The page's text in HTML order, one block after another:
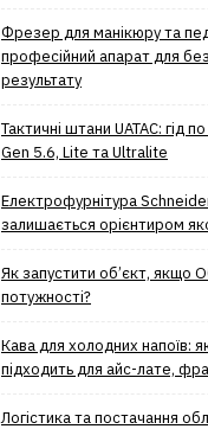
Фрезер для манікюру та
професійний апарат для
результату
Тактичні штани UATAC: гід
Gen 5.6, Lite та Ultralite
Електрофурнітура
залишається орієнтиром
Як запустити об’єкт, якщо
потужності?
Кава для холодних напоїв:
підходить для айс-лате,
Логістика та постачання